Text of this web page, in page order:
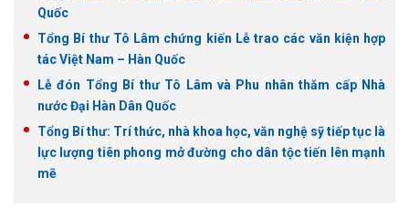
Quốc
Tổng Bí thư Tô Lâm chứng kiến Lễ trao các văn kiện hợp
tác Việt Nam – Hàn Quốc
Lễ đón Tổng Bí thư Tô Lâm và Phu nhân thăm cấp Nhà
nước Đại Hàn Dân Quốc
Tổng Bí thư: Trí thức, nhà khoa học, văn nghệ sỹ tiếp tục là
lực lượng tiên phong mở đường cho dân tộc tiến lên mạnh
mẽ